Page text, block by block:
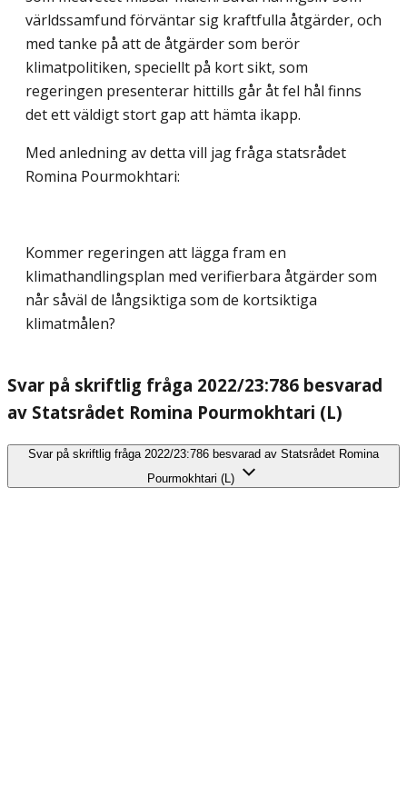
världssamfund förväntar sig kraftfulla åtgärder, och
med tanke på att de åtgärder som berör
klimatpolitiken, speciellt på kort sikt, som
regeringen presenterar hittills går åt fel hål finns
det ett väldigt stort gap att hämta ikapp.
Med anledning av detta vill jag fråga statsrådet
Romina Pourmokhtari:
Kommer regeringen att lägga fram en
klimathandlingsplan med verifierbara åtgärder som
når såväl de långsiktiga som de kortsiktiga
klimatmålen?
Svar på skriftlig fråga 2022/23:786 besvarad
av Statsrådet Romina Pourmokhtari (L)
Svar på skriftlig fråga 2022/23:786 besvarad av Statsrådet Romina
Pourmokhtari (L)